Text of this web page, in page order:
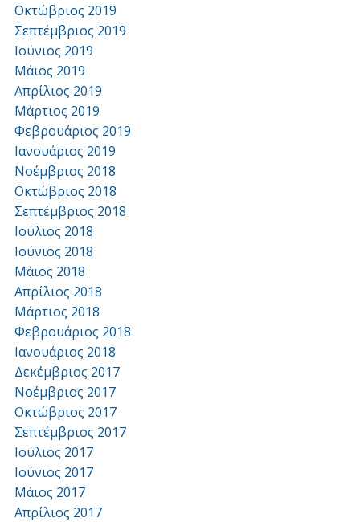
Οκτώβριος 2019
Σεπτέμβριος 2019
Ιούνιος 2019
Μάιος 2019
Απρίλιος 2019
Μάρτιος 2019
Φεβρουάριος 2019
Ιανουάριος 2019
Νοέμβριος 2018
Οκτώβριος 2018
Σεπτέμβριος 2018
Ιούλιος 2018
Ιούνιος 2018
Μάιος 2018
Απρίλιος 2018
Μάρτιος 2018
Φεβρουάριος 2018
Ιανουάριος 2018
Δεκέμβριος 2017
Νοέμβριος 2017
Οκτώβριος 2017
Σεπτέμβριος 2017
Ιούλιος 2017
Ιούνιος 2017
Μάιος 2017
Απρίλιος 2017